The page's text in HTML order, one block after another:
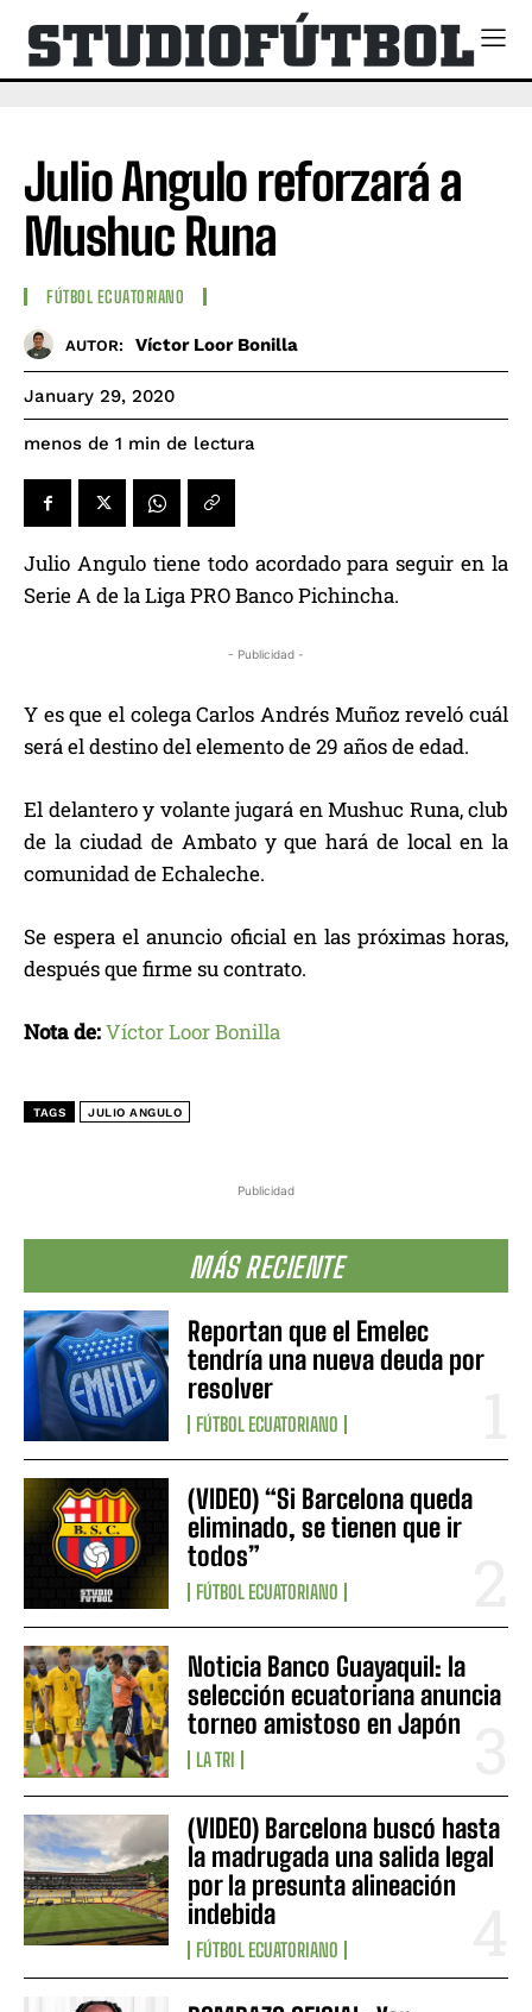
Publicidad
MÁS RECIENTE
Reportan que el Emelec
tendría una nueva deuda por
resolver
FÚTBOL ECUATORIANO
(VIDEO) “Si Barcelona queda
eliminado, se tienen que ir
todos”
FÚTBOL ECUATORIANO
Noticia Banco Guayaquil: la
selección ecuatoriana anuncia
torneo amistoso en Japón
LA TRI
(VIDEO) Barcelona buscó hasta
la madrugada una salida legal
por la presunta alineación
indebida
FÚTBOL ECUATORIANO
Julio Angulo reforzará a
Mushuc Runa
FÚTBOL ECUATORIANO
AUTOR: Víctor Loor Bonilla
January 29, 2020
menos de 1 min de lectura
Julio Angulo tiene todo acordado para seguir en la
Serie A de la Liga PRO Banco Pichincha.
- Publicidad -
Y es que el colega Carlos Andrés Muñoz reveló cuál
será el destino del elemento de 29 años de edad.
El delantero y volante jugará en Mushuc Runa, club
de la ciudad de Ambato y que hará de local en la
comunidad de Echaleche.
Se espera el anuncio oficial en las próximas horas,
después que firme su contrato.
Nota de:Víctor Loor Bonilla
TAGS JULIO ANGULO